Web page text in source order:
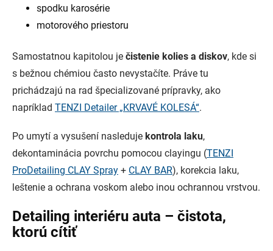
spodku karosérie
motorového priestoru
Samostatnou kapitolou je čistenie kolies a diskov, kde si
s bežnou chémiou často nevystačíte. Práve tu
prichádzajú na rad špecializované prípravky, ako
napríklad TENZI Detailer „KRVAVÉ KOLESÁ“.
Po umytí a vysušení nasleduje kontrola laku,
dekontaminácia povrchu pomocou clayingu (TENZI
ProDetailing CLAY Spray + CLAY BAR), korekcia laku,
leštenie a ochrana voskom alebo inou ochrannou vrstvou.
Detailing interiéru auta – čistota,
ktorú cítiť